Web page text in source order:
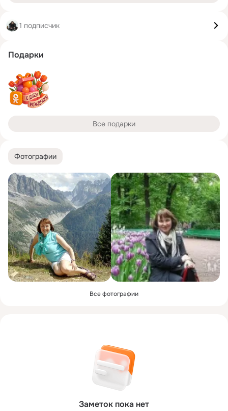
Фотографии
Все фотографии
Заметок пока нет
1 подписчик
Подарки
Все подарки